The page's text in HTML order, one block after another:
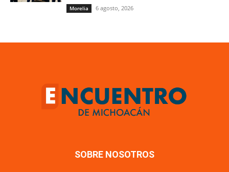
Morelia 6 agosto, 2026
SOBRE NOSOTROS